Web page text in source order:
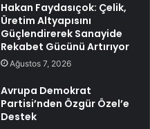
Hakan Faydasıçok: Çelik,
Üretim Altyapısını
Güçlendirerek Sanayide
Rekabet Gücünü Artırıyor
Ağustos 7, 2026
Avrupa Demokrat
Partisi’nden Özgür Özel’e
Destek